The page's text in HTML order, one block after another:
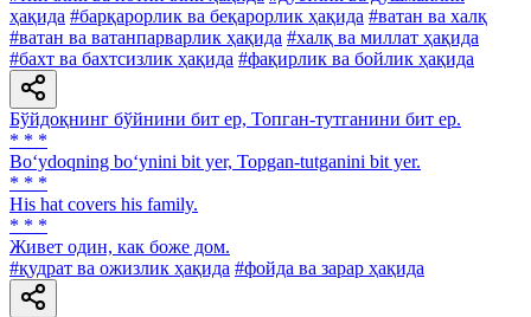
ҳақида #барқарорлик ва беқарорлик ҳақида #ватан ва халқ
#ватан ва ватанпарварлик ҳақида #халқ ва миллат ҳақида
#бахт ва бахтсизлик ҳақида #фақирлик ва бойлик ҳақида
Бўйдоқнинг бўйнини бит ер, Топган-тутганини бит ер.
* * *
Bo‘ydoqning bo‘ynini bit yer, Topgan-tutganini bit yer.
* * *
His hat covers his family.
* * *
Живет один, как боже дом.
#қудрат ва ожизлик ҳақида #фойда ва зарар ҳақида